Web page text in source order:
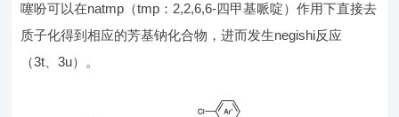
噻吩可以在natmp（tmp：2,2,6,6-四甲基哌啶）作用下直接去
质子化得到相应的芳基钠化合物，进而发生negishi反应
（3t、3u）。